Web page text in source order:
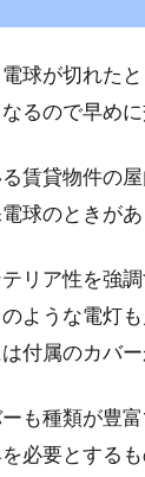
ウォシュレッ
コンセントな
毎日必ず使用する
件や...
自宅のコンク
穴を埋める様
穴、その穴を作っ
どを取り付...
球が切れた
るので早めに
賃貸物件の
球のときがあ
リア性を強
ような電灯も
付属のカバー
も種類が豊
必要とする